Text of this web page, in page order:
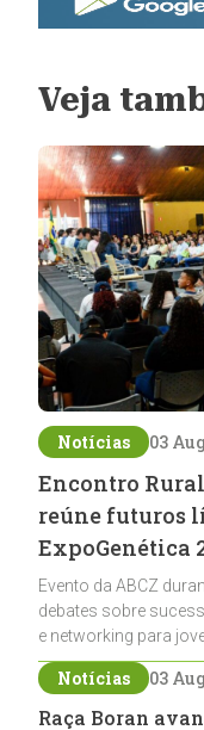
Veja
Notícias 03
Encontro
reúne futuros
ExpoGenética
Evento da ABCZ
debates sobre
e networking para
Notícias 03
Raça Boran